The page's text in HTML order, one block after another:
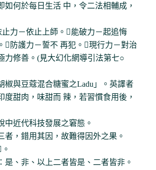
如何於每日生活 中，令二法相輔成，
力－依止上師。能破力－起追悔
防護力－誓不 再犯。現行力－對治
力修善。(見大幻化網導引法第七○
與豆蔻混合糖蜜之Ladu」。英譯者
度甜肉，味甜而 辣，若習慣食用後，
近代科技發展之窘態。
，錯用其因，故難得因外之果。
、非、以上二者皆是、二者皆非。